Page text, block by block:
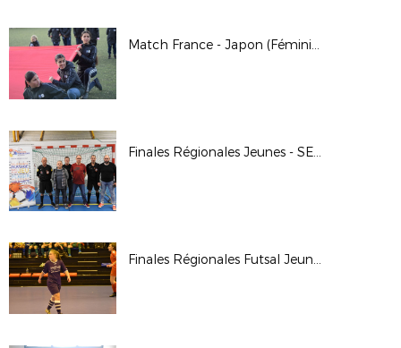
Match France - Japon (Féminine) / Avril 2019
Finales Régionales Jeunes - SEMUR EN AUXOIS
Finales Régionales Futsal Jeunes - Besançon